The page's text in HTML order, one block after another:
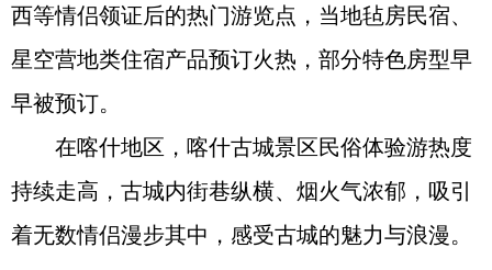
西等情侣领证后的热门游览点，当地毡房民宿、
星空营地类住宿产品预订火热，部分特色房型早
早被预订。
在喀什地区，喀什古城景区民俗体验游热度
持续走高，古城内街巷纵横、烟火气浓郁，吸引
着无数情侣漫步其中，感受古城的魅力与浪漫。